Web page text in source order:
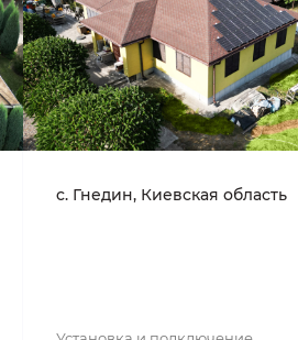
c. Гнедин, Киевская область